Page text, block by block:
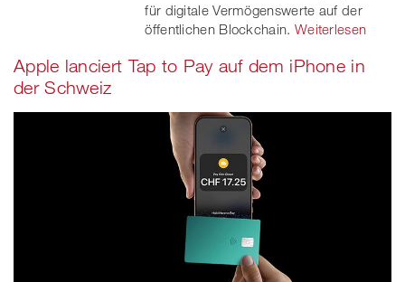
für digitale Vermögenswerte auf der
öffentlichen Blockchain. Weiterlesen
Apple lanciert Tap to Pay auf dem iPhone in
der Schweiz